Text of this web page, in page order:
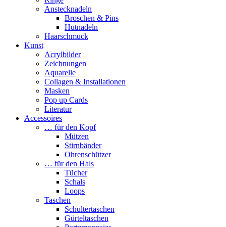
Anstecknadeln
Broschen & Pins
Hutnadeln
Haarschmuck
Kunst
Acrylbilder
Zeichnungen
Aquarelle
Collagen & Installationen
Masken
Pop up Cards
Literatur
Accessoires
… für den Kopf
Mützen
Stirnbänder
Ohrenschützer
… für den Hals
Tücher
Schals
Loops
Taschen
Schultertaschen
Gürteltaschen